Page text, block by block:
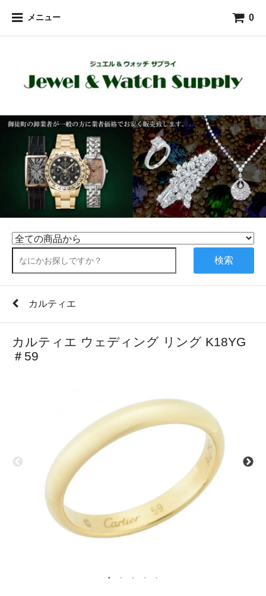
メニュー 0
検索
カルティエ
カルティエ ウェディング リング K18YG
＃59